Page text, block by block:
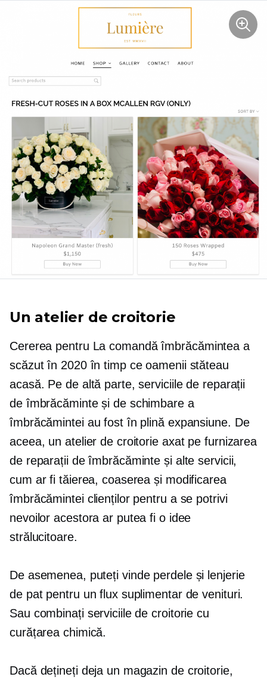
Un atelier de croitorie
Cererea pentru La comandăîmbrăcămintea a
scăzut în 2020 în timp ce oamenii stăteau
acasă. Pe de altă parte, serviciile de reparații
de îmbrăcăminte și de schimbare a
îmbrăcămintei au fost în plină expansiune. De
aceea, un atelier de croitorie axat pe furnizarea
de reparații de îmbrăcăminte și alte servicii,
cum ar fi tăierea, coaserea și modificarea
îmbrăcămintei clienților pentru a se potrivi
nevoilor acestora ar putea fi o idee
strălucitoare.
De asemenea, puteți vinde perdele și lenjerie
de pat pentru un flux suplimentar de venituri.
Sau combinați serviciile de croitorie cu
curățarea chimică.
Dacă dețineți deja un magazin de croitorie,